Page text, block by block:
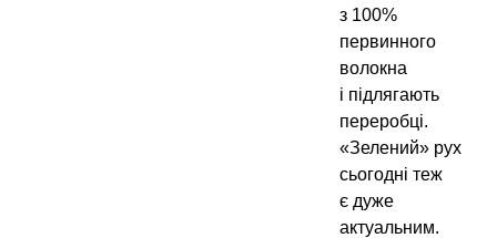
з 100%
первинного
волокна
і підлягають
переробці.
«Зелений» рух
сьогодні теж
є дуже
актуальним.